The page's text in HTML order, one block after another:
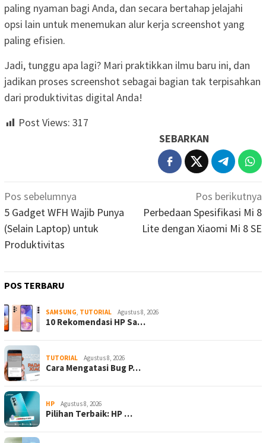
paling nyaman bagi Anda, dan secara bertahap jelajahi
opsi lain untuk menemukan alur kerja screenshot yang
paling efisien.
Jadi, tunggu apa lagi? Mari praktikkan ilmu baru ini, dan
jadikan proses screenshot sebagai bagian tak terpisahkan
dari produktivitas digital Anda!
Post Views: 317
SEBARKAN
Navigasi
pos
Pos sebelumnya
5 Gadget WFH Wajib Punya
(Selain Laptop) untuk
Produktivitas
Pos berikutnya
Perbedaan Spesifikasi Mi 8
Lite dengan Xiaomi Mi 8 SE
POS TERBARU
SAMSUNG, TUTORIAL Agustus 8, 2026
10 Rekomendasi HP Sa…
TUTORIAL Agustus 8, 2026
Cara Mengatasi Bug P…
HP Agustus 8, 2026
Pilihan Terbaik: HP …